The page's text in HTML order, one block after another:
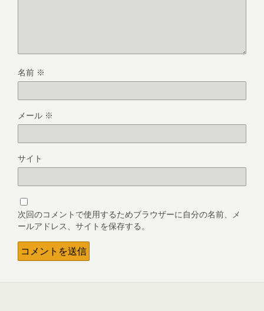
名前 ※
メール ※
サイト
次回のコメントで使用するためブラウザーに自分の名前、メ
ールアドレス、サイトを保存する。